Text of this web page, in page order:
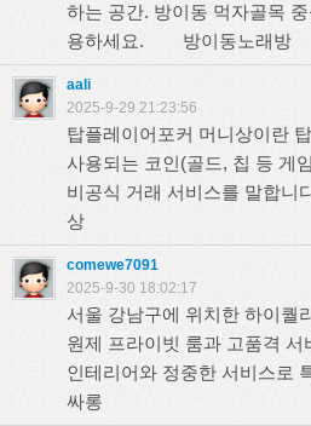
하는 공간. 방이동 먹자골목
용하세요. 방이동노래방
aali
2025-9-29 21:23:56
탑플레이어포커 머니상이란
사용되는 코인(골드, 칩 등 게
비공식 거래 서비스를 말합
상
comewe7091
2025-9-30 18:02:17
서울 강남구에 위치한 하이퀄
원제 프라이빗 룸과 고품격
인테리어와 정중한 서비스
싸롱